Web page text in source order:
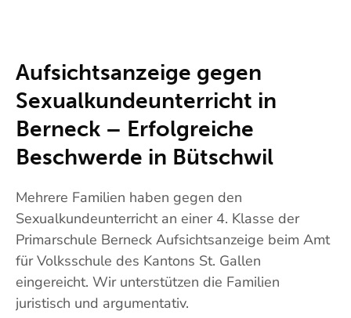
Aufsichtsanzeige gegen
Sexualkundeunterricht in
Berneck – Erfolgreiche
Beschwerde in Bütschwil
Mehrere Familien haben gegen den
Sexualkundeunterricht an einer 4. Klasse der
Primarschule Berneck Aufsichtsanzeige beim Amt
für Volksschule des Kantons St. Gallen
eingereicht. Wir unterstützen die Familien
juristisch und argumentativ.